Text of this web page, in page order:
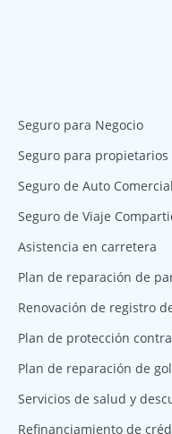
Seguro para Negocio
Seguro para propietarios
Seguro de Auto Comercial
Seguro de Viaje
Asistencia en carretera
Plan de reparación de
Renovación de registro
Plan de protección
Plan de reparación de
Servicios de salud y
Refinanciamiento de